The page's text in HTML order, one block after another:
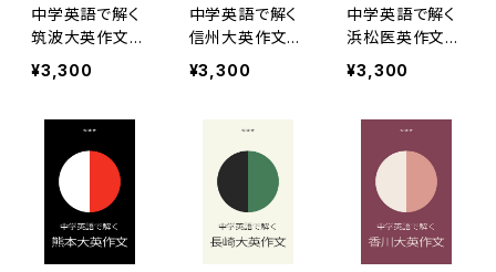
中学英語で解く
筑波大英作文［2
022年度版］
¥3,300
中学英語で解く
信州大英作文［2
022年度版］
¥3,300
中学英語で解く
浜松医英作文［2
022年度版］
¥3,300